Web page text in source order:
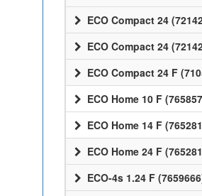
ECO Compact 24
ECO Compact 24
ECO Compact 24 F
ECO Home 10 F
ECO Home 14 F
ECO Home 24 F
ECO-4s 1.24 F